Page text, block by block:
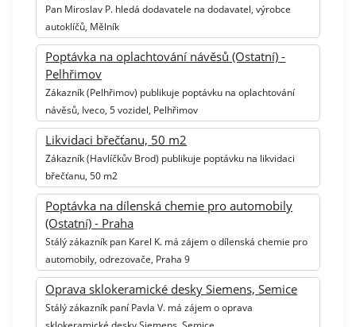
Pan Miroslav P. hledá dodavatele na dodavatel, výrobce
autoklíčů, Mělník
Poptávka na oplachtování návěsů (Ostatní) -
Pelhřimov
Zákazník (Pelhřimov) publikuje poptávku na oplachtování
návěsů, Iveco, 5 vozidel, Pelhřimov
Likvidaci břečťanu, 50 m2
Zákazník (Havlíčkův Brod) publikuje poptávku na likvidaci
břečťanu, 50 m2
Poptávka na dílenská chemie pro automobily
(Ostatní) - Praha
Stálý zákazník pan Karel K. má zájem o dílenská chemie pro
automobily, odrezovače, Praha 9
Oprava sklokeramické desky Siemens, Semice
Stálý zákazník paní Pavla V. má zájem o oprava